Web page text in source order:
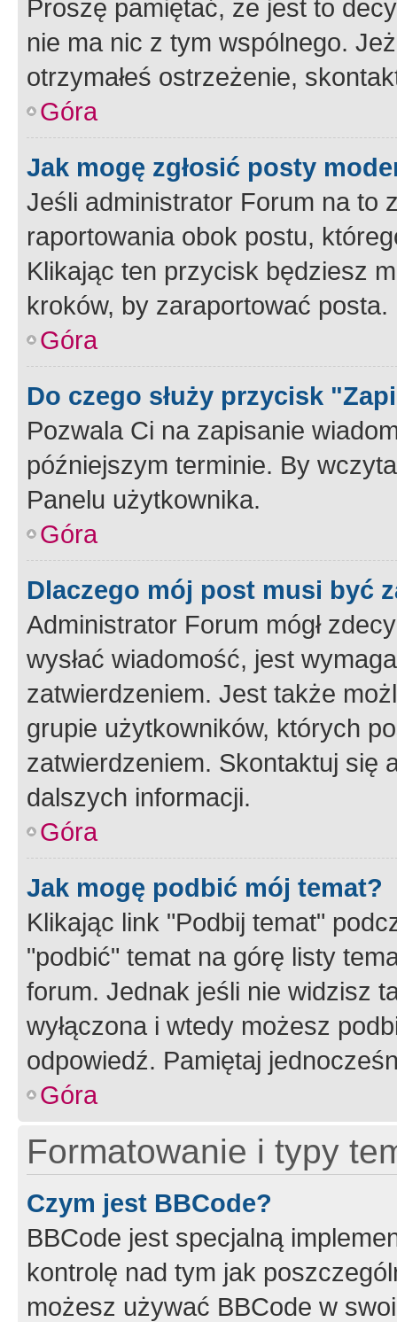
Proszę pamiętać, że jest to
nie ma nic z tym wspólnego.
otrzymałeś ostrzeżenie,
Góra
Jak mogę zgłosić posty
Jeśli administrator Forum na to
raportowania obok postu,
Klikając ten przycisk będziesz
kroków, by zaraportować posta.
Góra
Do czego służy przycisk
Pozwala Ci na zapisanie
późniejszym terminie. By
Panelu użytkownika.
Góra
Dlaczego mój post musi być
Administrator Forum mógł
wysłać wiadomość, jest
zatwierdzeniem. Jest także
grupie użytkowników, których
zatwierdzeniem. Skontaktuj się
dalszych informacji.
Góra
Jak mogę podbić mój temat?
Klikając link "Podbij temat"
"podbić" temat na górę listy
forum. Jednak jeśli nie widzisz
wyłączona i wtedy możesz
odpowiedź. Pamiętaj
Góra
Formatowanie i typy
Czym jest BBCode?
BBCode jest specjalną
kontrolę nad tym jak
możesz używać BBCode w